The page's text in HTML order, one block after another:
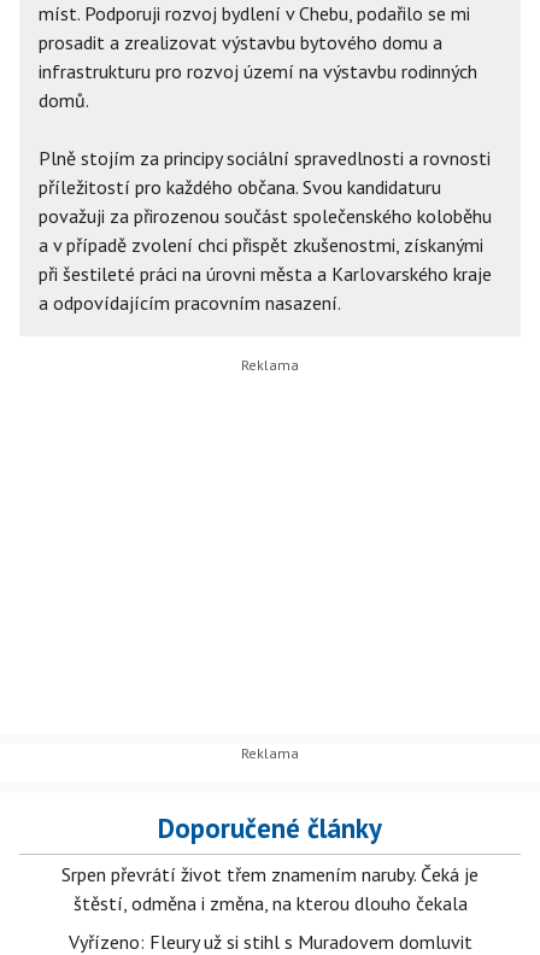
míst. Podporuji rozvoj bydlení v Chebu, podařilo se mi
prosadit a zrealizovat výstavbu bytového domu a
infrastrukturu pro rozvoj území na výstavbu rodinných
domů.
Plně stojím za principy sociální spravedlnosti a rovnosti
příležitostí pro každého občana. Svou kandidaturu
považuji za přirozenou součást společenského koloběhu
a v případě zvolení chci přispět zkušenostmi, získanými
při šestileté práci na úrovni města a Karlovarského kraje
a odpovídajícím pracovním nasazení.
Doporučené články
Srpen převrátí život třem znamením naruby. Čeká je
štěstí, odměna i změna, na kterou dlouho čekala
Vyřízeno: Fleury už si stihl s Muradovem domluvit